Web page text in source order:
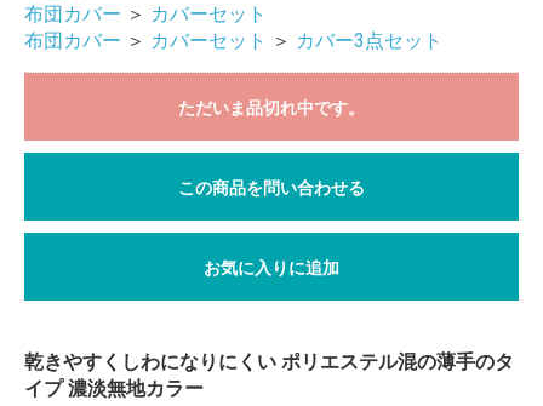
布団カバー ＞ カバーセット
布団カバー ＞ カバーセット ＞ カバー3点セット
ただいま品切れ中です。
この商品を問い合わせる
お気に入りに追加
乾きやすくしわになりにくい ポリエステル混の薄手のタ
イプ 濃淡無地カラー